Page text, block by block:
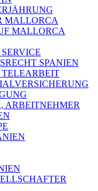
MALLORCA
MALLORCA
SPANIEN
TELEARBEIT
ARBEITNEHMER